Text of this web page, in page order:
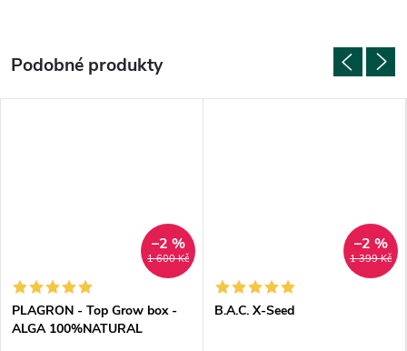
1 600 Kč
–2 %
PLAGRON - Top Grow box -
ALGA 100%NATURAL
1 399 Kč
–2 %
B.A.C. X-Seed